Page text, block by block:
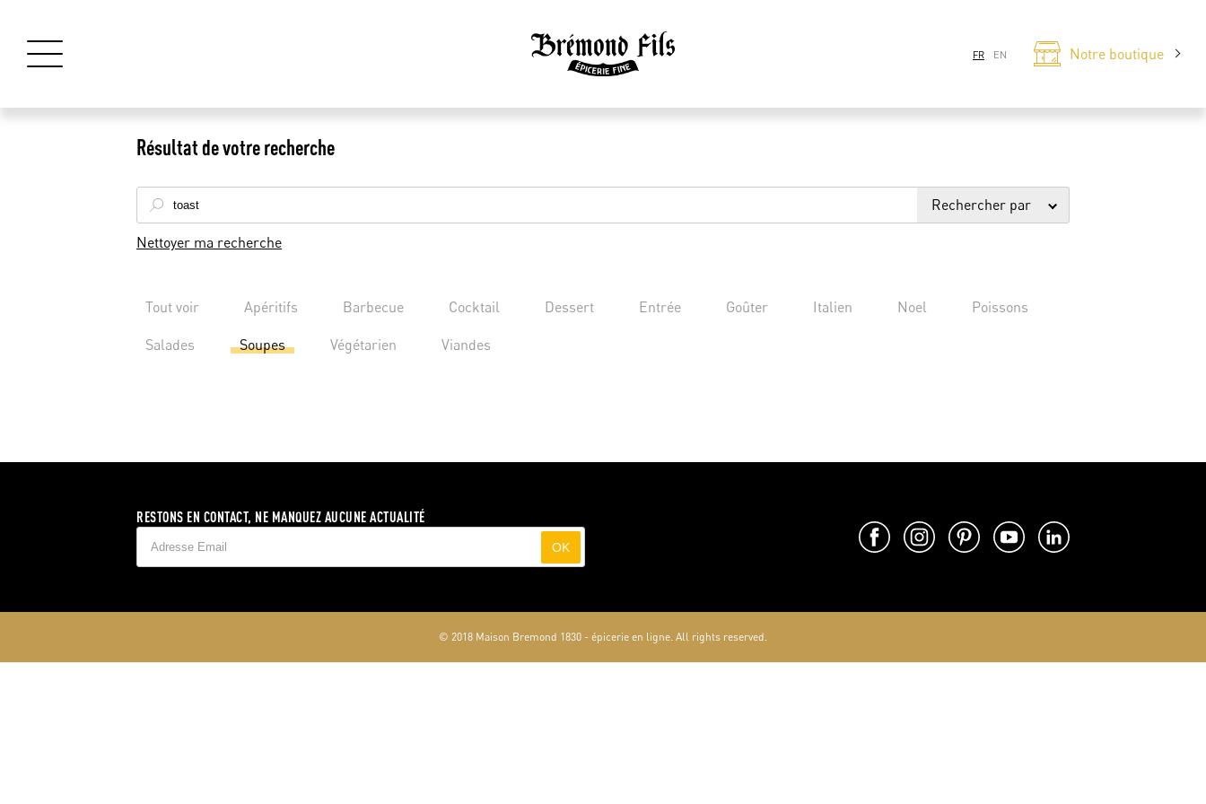
FR EN Notre boutique
Résultat de votre recherche
Rechercher par
Nettoyer ma recherche
Tout voir Apéritifs Barbecue Cocktail Dessert Entrée Goûter Italien Noel Poissons
Salades Soupes Végétarien Viandes
RESTONS EN CONTACT, NE MANQUEZ AUCUNE ACTUALITÉ
OK
© 2018 Maison Bremond 1830 - épicerie en ligne. All rights reserved.